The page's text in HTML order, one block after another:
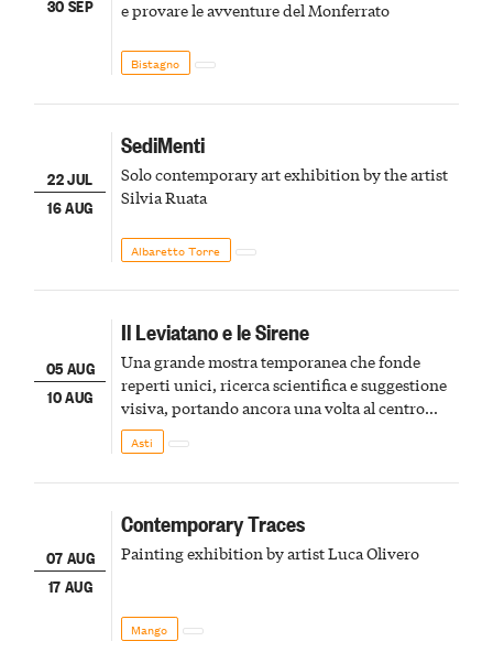
30 SEP
e provare le avventure del Monferrato
Bistagno
22 JUL
16 AUG
SediMenti
Solo contemporary art exhibition by the artist
Silvia Ruata
Albaretto Torre
05 AUG
10 AUG
Il Leviatano e le Sirene
Una grande mostra temporanea che fonde
reperti unici, ricerca scientifica e suggestione
visiva, portando ancora una volta al centro
della scena le meraviglie del passato astigiano
Asti
07 AUG
17 AUG
Contemporary Traces
Painting exhibition by artist Luca Olivero
Mango